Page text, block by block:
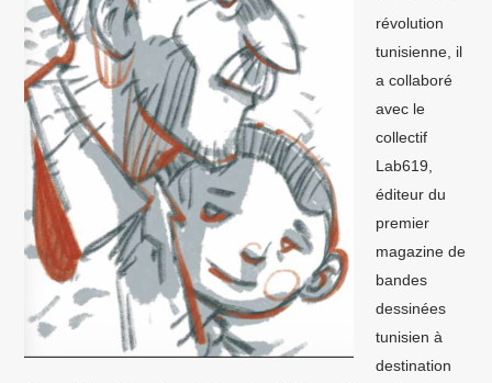
révolution
tunisienne, il
a collaboré
avec le
collectif
Lab619,
éditeur du
premier
magazine de
bandes
dessinées
tunisien à
destination